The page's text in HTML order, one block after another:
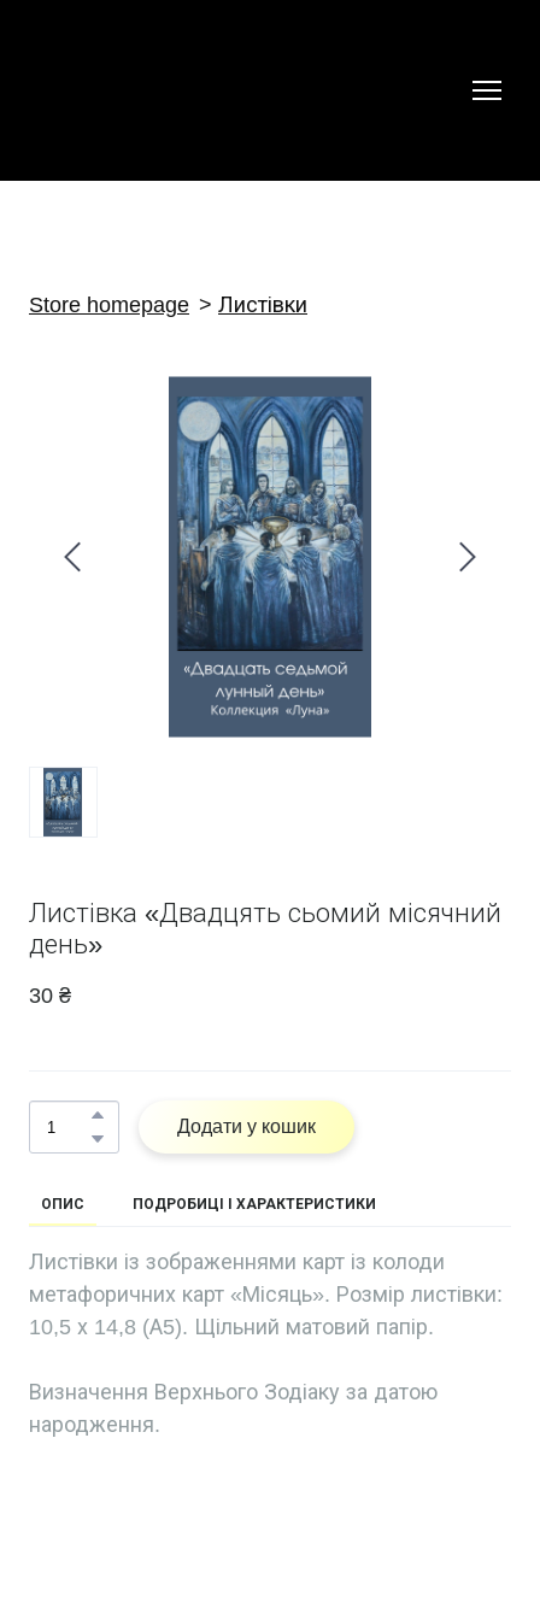
Store homepage Листівки
Листівка «Двадцять сьомий місячний
день»
30 ₴
Додати у кошик
ОПИС ПОДРОБИЦІ І ХАРАКТЕРИСТИКИ
Листівки із зображеннями карт із колоди
метафоричних карт «Місяць». Розмір листівки:
10,5 х 14,8 (А5). Щільний матовий папір.
Визначення Верхнього Зодіаку за датою
народження.